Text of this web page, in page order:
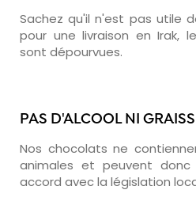
Sachez qu'il n'est pas utile
pour une livraison en Irak,
sont dépourvues.
PAS D'ALCOOL NI
Nos chocolats ne
animales et peuvent
accord avec la législation